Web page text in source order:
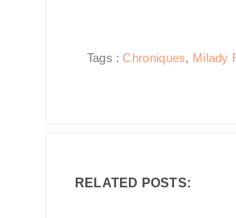
Tags :Chroniques, Milady
RELATED POSTS: